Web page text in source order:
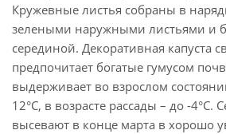
Кружевные листья собраны в
зелеными наружными листьями и
серединой. Декоративная капуста
предпочитает богатые гумусом
выдерживает во взрослом
12°С, в возрасте рассады – до -4°С.
высевают в конце марта в хорошо